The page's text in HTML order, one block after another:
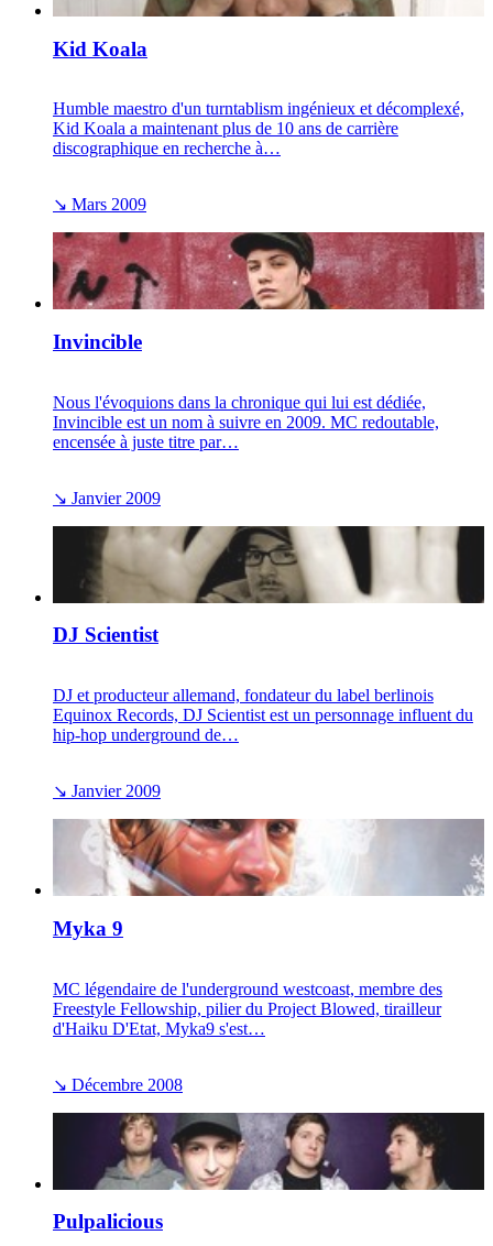
Kid Koala
Humble maestro d'un turntablism ingénieux et décomplexé,
Kid Koala a maintenant plus de 10 ans de carrière
discographique en recherche à…
↘ Mars 2009
Invincible
Nous l'évoquions dans la chronique qui lui est dédiée,
Invincible est un nom à suivre en 2009. MC redoutable,
encensée à juste titre par…
↘ Janvier 2009
DJ Scientist
DJ et producteur allemand, fondateur du label berlinois
Equinox Records, DJ Scientist est un personnage influent du
hip-hop underground de…
↘ Janvier 2009
Myka 9
MC légendaire de l'underground westcoast, membre des
Freestyle Fellowship, pilier du Project Blowed, tirailleur
d'Haiku D'Etat, Myka9 s'est…
↘ Décembre 2008
Pulpalicious